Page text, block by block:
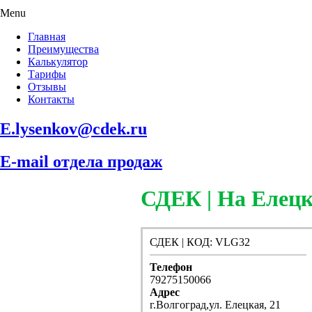
Menu
Главная
Преимущества
Калькулятор
Тарифы
Отзывы
Контакты
E.lysenkov@cdek.ru
E-mail отдела продаж
СДЕК | На
СДЕК | КОД: VLG32
Телефон
79275150066
Адрес
г.Волгоград,ул. Елецкая, 21